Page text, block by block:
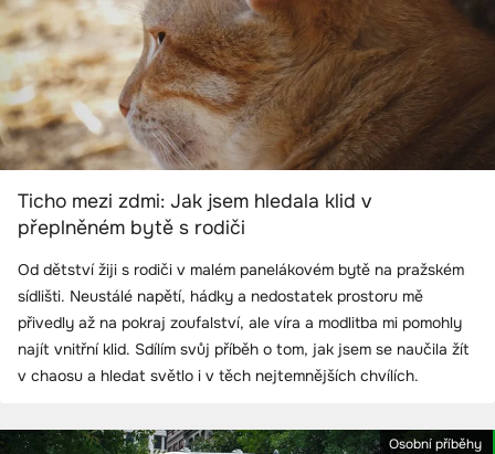
Ticho mezi zdmi: Jak jsem hledala klid v
přeplněném bytě s rodiči
Od dětství žiji s rodiči v malém panelákovém bytě na pražském
sídlišti. Neustálé napětí, hádky a nedostatek prostoru mě
přivedly až na pokraj zoufalství, ale víra a modlitba mi pomohly
najít vnitřní klid. Sdílím svůj příběh o tom, jak jsem se naučila žít
v chaosu a hledat světlo i v těch nejtemnějších chvílích.
Osobní příběhy